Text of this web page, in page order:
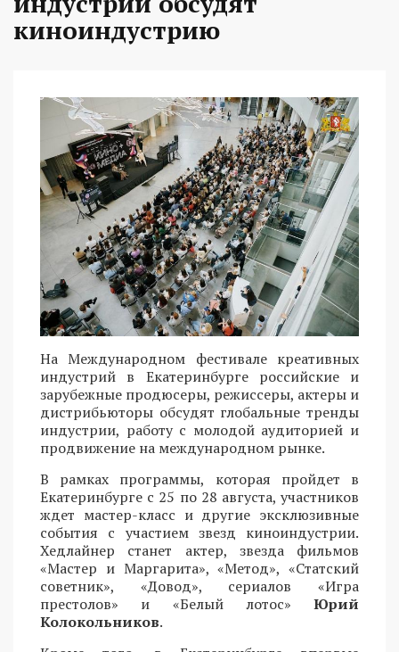
киноиндустрию
На Международном фестивале креативных
индустрий в Екатеринбурге российские и
зарубежные продюсеры, режиссеры, актеры и
дистрибьюторы обсудят глобальные тренды
индустрии, работу с молодой аудиторией и
продвижение на международном рынке.
В рамках программы, которая пройдет в
Екатеринбурге с 25 по 28 августа, участников
ждет мастер-класс и другие эксклюзивные
события с участием звезд киноиндустрии.
Хедлайнер станет актер, звезда фильмов
«Мастер и Маргарита», «Метод», «Статский
советник», «Довод», сериалов «Игра
престолов» и «Белый лотос» Юрий
Колокольников.